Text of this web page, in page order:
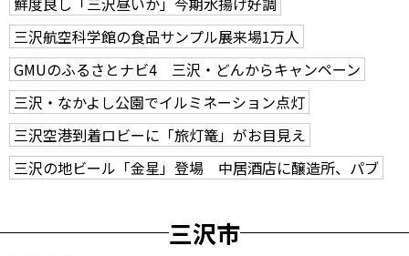
三沢航空科学館の食品サンプル展来場1万人
GMUのふるさとナビ4 三沢・どんからキャンペーン
三沢・なかよし公園でイルミネーション点灯
三沢空港到着ロビーに「旅灯篭」がお目見え
三沢の地ビール「金星」登場 中居酒店に醸造所、パブ
三沢市